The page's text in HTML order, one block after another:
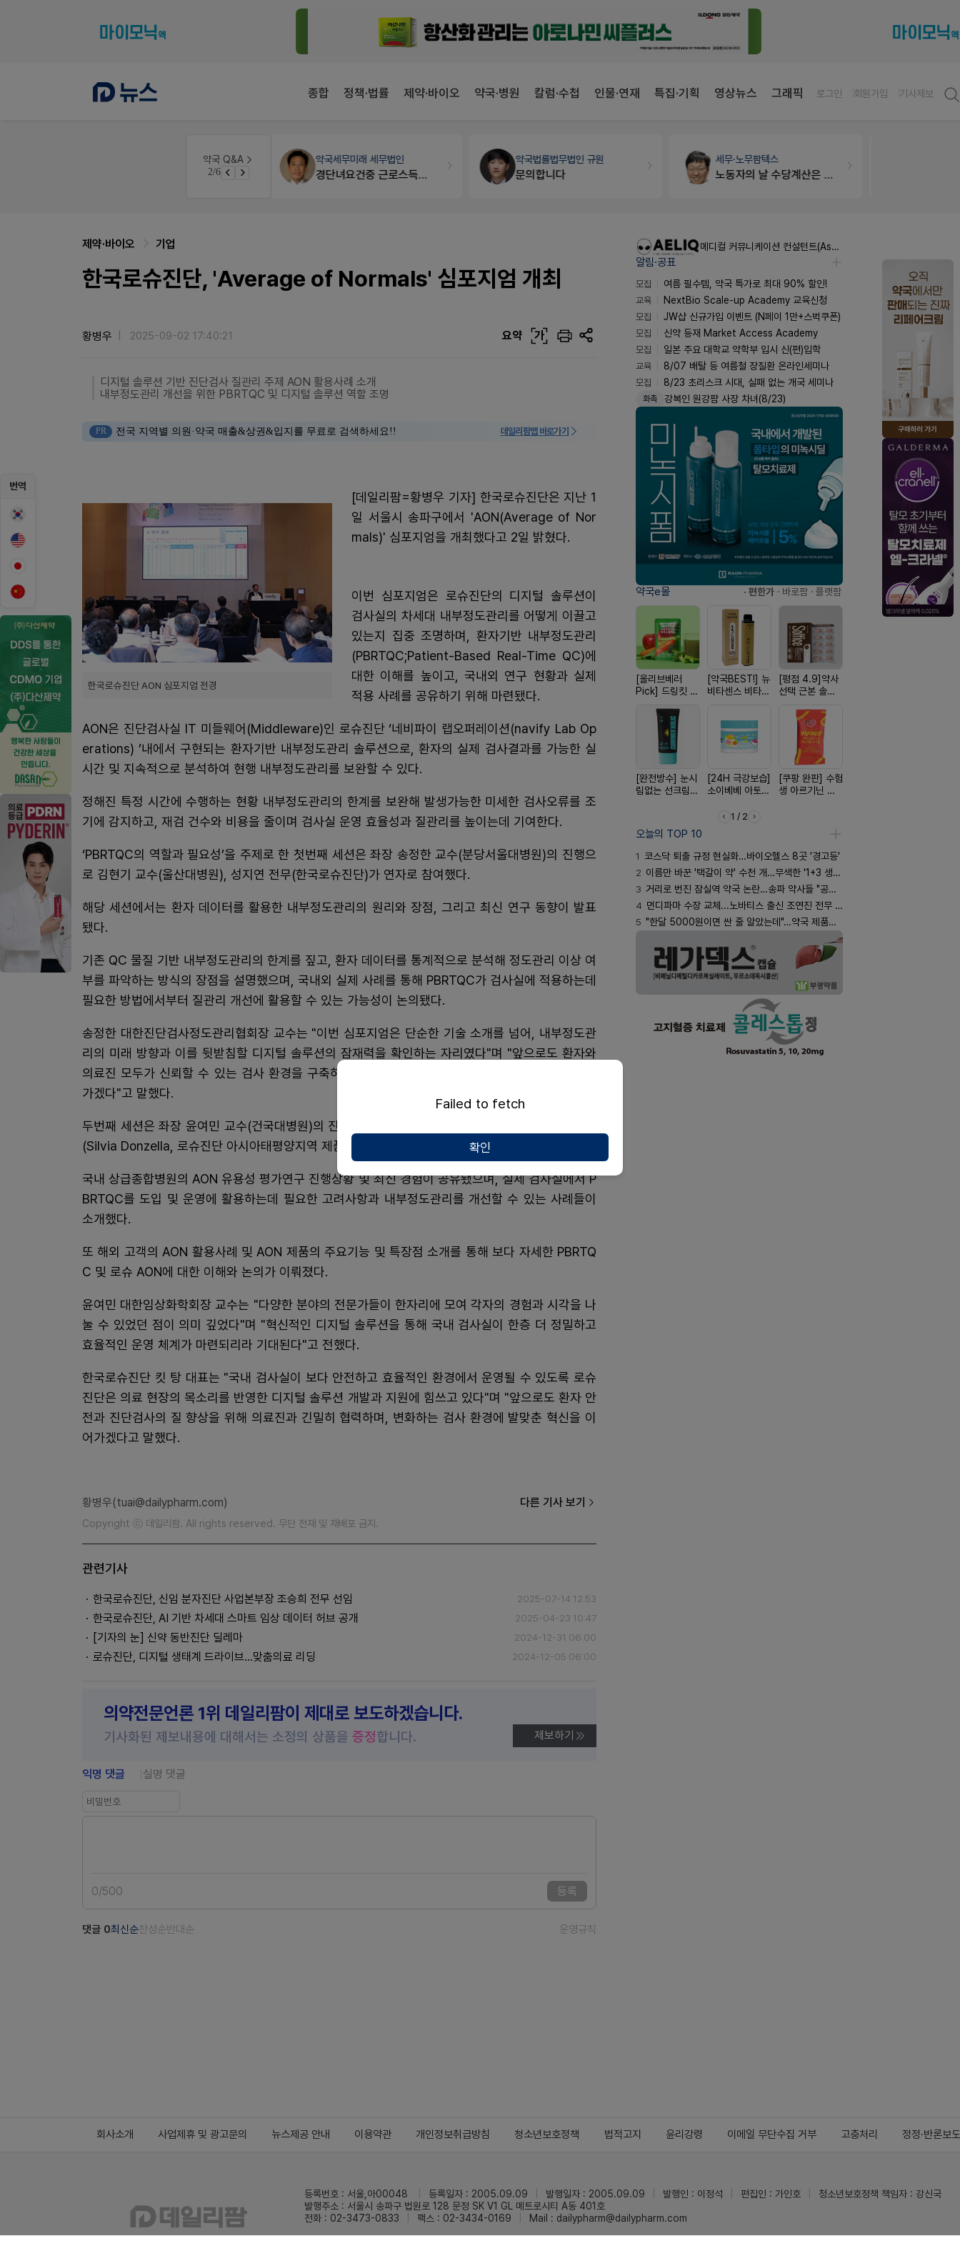
종합 정책·법률 제약·바이오 약국·병원 칼럼·수첩 인물·연재 특집·기획 영상뉴스 그래픽 로그인 회원가입 기사제보
약국 Q&A
3/6
경단녀요건중 근로스득원천징수액
약국법률법무법인 규원
문의합니다
세무·노무팜텍스 약국대출메디라이프
약국 개국 대출 어떻게 받아야할지 어렵습니다
번역
제약·바이오 기업
한국로슈진단, 'Average of Normals' 심포지엄 개최
황병우 2025-09-02 17:40:21 요약 가
디지털 솔루션 기반 진단검사 질관리 주제 AON 활용사례 소개
내부정도관리 개선을 위한 PBRTQC 및 디지털 솔루션 역할 조명
PR 전국 지역별 의원·약국 매출&상권&입지를 무료로 검색하세요!! 데일리팜맵 바로가기
한국로슈진단 AON 심포지엄 전경
[데일리팜=황병우 기자] 한국로슈진단은 지난 1
일 서울시 송파구에서 'AON(Average of Nor
mals)' 심포지엄을 개최했다고 2일 밝혔다.
이번 심포지엄은 로슈진단의 디지털 솔루션이
검사실의 차세대 내부정도관리를 어떻게 이끌고
있는지 집중 조명하며, 환자기반 내부정도관리
(PBRTQC;Patient-Based Real-Time QC)에
대한 이해를 높이고, 국내외 연구 현황과 실제
적용 사례를 공유하기 위해 마련됐다.
AON은 진단검사실 IT 미들웨어(Middleware)인 로슈진단 ‘네비파이 랩오퍼레이션(navify Lab Op
erations) ’내에서 구현되는 환자기반 내부정도관리 솔루션으로, 환자의 실제 검사결과를 가능한 실
시간 및 지속적으로 분석하여 현행 내부정도관리를 보완할 수 있다.
정해진 특정 시간에 수행하는 현황 내부정도관리의 한계를 보완해 발생가능한 미세한 검사오류를 조
기에 감지하고, 재검 건수와 비용을 줄이며 검사실 운영 효율성과 질관리를 높이는데 기여한다.
‘PBRTQC의 역할과 필요성’을 주제로 한 첫번째 세션은 좌장 송정한 교수(분당서울대병원)의 진행으
로 김현기 교수(울산대병원), 성지연 전무(한국로슈진단)가 연자로 참여했다.
해당 세션에서는 환자 데이터를 활용한 내부정도관리의 원리와 장점, 그리고 최신 연구 동향이 발표
됐다.
기존 QC 물질 기반 내부정도관리의 한계를 짚고, 환자 데이터를 통계적으로 분석해 정도관리 이상 여
부를 파악하는 방식의 장점을 설명했으며, 국내외 실제 사례를 통해 PBRTQC가 검사실에 적용하는데
필요한 방법에서부터 질관리 개선에 활용할 수 있는 가능성이 논의됐다.
송정한 대한진단검사정도관리협회장 교수는 "이번 심포지엄은 단순한 기술 소개를 넘어, 내부정도관
리의 미래 방향과 이를 뒷받침할 디지털 솔루션의 잠재력을 확인하는 자리였다"며 "앞으로도 환자와
의료진 모두가 신뢰할 수 있는 검사 환경을 구축하기 위해 학회에서도 적극적인 논의와 협력을 이어
가겠다"고 말했다.
두번째 세션은 좌장 윤여민 교수(건국대병원)의 진행으로 박형두 교수(삼성서울병원), 실비아 돈젤라
(Silvia Donzella, 로슈진단 아시아태평양지역 제품 매니저)가 연단에 섰다.
국내 상급종합병원의 AON 유용성 평가연구 진행상황 및 최신 경험이 공유됐으며, 실제 검사실에서 P
BRTQC를 도입 및 운영에 활용하는데 필요한 고려사항과 내부정도관리를 개선할 수 있는 사례들이
소개했다.
또 해외 고객의 AON 활용사례 및 AON 제품의 주요기능 및 특장점 소개를 통해 보다 자세한 PBRTQ
C 및 로슈 AON에 대한 이해와 논의가 이뤄졌다.
윤여민 대한임상화학회장 교수는 "다양한 분야의 전문가들이 한자리에 모여 각자의 경험과 시각을 나
눌 수 있었던 점이 의미 깊었다"며 "혁신적인 디지털 솔루션을 통해 국내 검사실이 한층 더 정밀하고
효율적인 운영 체계가 마련되리라 기대된다"고 전했다.
한국로슈진단 킷 탕 대표는 "국내 검사실이 보다 안전하고 효율적인 환경에서 운영될 수 있도록 로슈
진단은 의료 현장의 목소리를 반영한 디지털 솔루션 개발과 지원에 힘쓰고 있다"며 "앞으로도 환자 안
전과 진단검사의 질 향상을 위해 의료진과 긴밀히 협력하며, 변화하는 검사 환경에 발맞춘 혁신을 이
어가겠다고 말했다.
황병우(tuai@dailypharm.com) 다른 기사 보기
Copyright ⓒ 데일리팜. All rights reserved. 무단 전재 및 재배포 금지.
관련기사
한국로슈진단, 신임 분자진단 사업본부장 조승희 전무 선임 2025-07-14 12:53
한국로슈진단, AI 기반 차세대 스마트 임상 데이터 허브 공개 2025-04-23 10:47
[기자의 눈] 신약 동반진단 딜레마 2024-12-31 06:00
로슈진단, 디지털 생태계 드라이브…맞춤의료 리딩 2024-12-05 06:00
의약전문언론 1위 데일리팜이 제대로 보도하겠습니다.
기사화된 제보내용에 대해서는 소정의 상품을 증정합니다. 제보하기
익명 댓글 실명 댓글
0/500 등록
댓글 0최신순찬성순반대순 운영규칙
메디컬 커뮤니케이션 컨설턴트(Associate) / 메디컬라이터 채용
알림·공표
모집
여름 필수템, 약국 특가로 최대 90% 할인!
교육
NextBio Scale-up Academy 교육신청
모집
JW샵 신규가입 이벤트 (N페이 1만+스벅쿠폰)
모집
신약 등재 Market Access Academy
모집
일본 주요 대학교 약학부 입시 신(편)입학
교육
8/07 배탈 등 여름철 장질환 온라인세미나
모집
8/23 초리스크 시대, 실패 없는 개국 세미나
화촉 강복인 원강팜 사장 차녀(8/23)
약국e몰 · 편한가 · 바로팜 · 플랫팜
[올리브베러
Pick] 드링킷 건
[약국BEST!] 뉴
비타센스 비타민
[평점 4.9]약사
선택 근본 솔루
[완전방수] 눈시
림없는 선크림
[24H 극강보습]
소이베베 아토
[쿠팡 완판] 수험
생 아르기닌 에
1 / 2
오늘의 TOP 10
1 코스닥 퇴출 규정 현실화…바이오헬스 8곳 '경고등'
2 이름만 바꾼 '택갈이 약' 수천 개…무색한 '1+3 생동'
3 거리로 번진 잠실역 약국 논란…송파 약사들 "공공성 훼손"
4 먼디파마 수장 교체...노바티스 출신 조연진 전무 내정
5 "한달 5000원이면 싼 줄 알았는데"…약국 제품과 비교해보니
회사소개 사업제휴 및 광고문의 뉴스제공 안내 이용약관 개인정보취급방침 청소년보호정책 법적고지 윤리강령 이메일 무단수집 거부 고충처리 정정·반론보도
등록번호 : 서울,아00048 등록일자 : 2005.09.09 발행일자 : 2005.09.09 발행인 : 이정석 편집인 : 가인호
청소년보호정책 책임자 : 강신국
발행주소 : 서울시 송파구 법원로 128 문정 SK V1 GL 메트로시티 A동 401호
전화 : 02-3473-0833
팩스 : 02-3434-0169 Mail : dailypharm@dailypharm.com
Failed to fetch
확인